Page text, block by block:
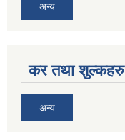
अन्य
कर तथा शुल्कहरु
अन्य